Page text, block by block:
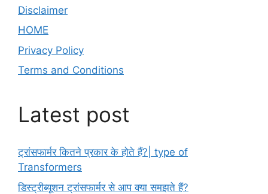
Disclaimer
HOME
Privacy Policy
Terms and Conditions
Latest post
ट्रांसफार्मर कितने प्रकार के होते हैं?| type of
Transformers
डिस्ट्रीब्यूशन ट्रांसफार्मर से आप क्या समझते हैं?